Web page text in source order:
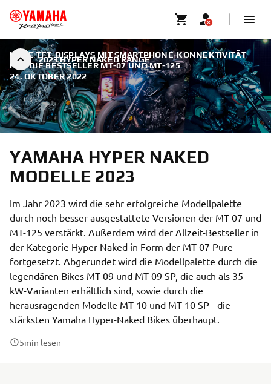
2023 HYPER NAKED RANGE
NEUE TFT-DISPLAYS MIT SMARTPHONE-KONNEKTIVITÄT
FÜR DIE BESTSELLER MT-07 UND MT-125 |
24. OKTOBER 2022
YAMAHA HYPER NAKED
MODELLE 2023
Im Jahr 2023 wird die sehr erfolgreiche Modellpalette
durch noch besser ausgestattete Versionen der MT-07 und
MT-125 verstärkt. Außerdem wird der Allzeit-Bestseller in
der Kategorie Hyper Naked in Form der MT-07 Pure
fortgesetzt. Abgerundet wird die Modellpalette durch die
legendären Bikes MT-09 und MT-09 SP, die auch als 35
kW-Varianten erhältlich sind, sowie durch die
herausragenden Modelle MT-10 und MT-10 SP - die
stärksten Yamaha Hyper-Naked Bikes überhaupt.
5min lesen